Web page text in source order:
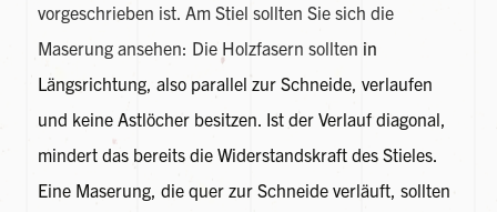
vorgeschrieben ist. Am Stiel sollten Sie sich die
Maserung ansehen: Die Holzfasern sollten in
Längsrichtung, also parallel zur Schneide, verlaufen
und keine Astlöcher besitzen. Ist der Verlauf diagonal,
mindert das bereits die Widerstandskraft des Stieles.
Eine Maserung, die quer zur Schneide verläuft, sollten